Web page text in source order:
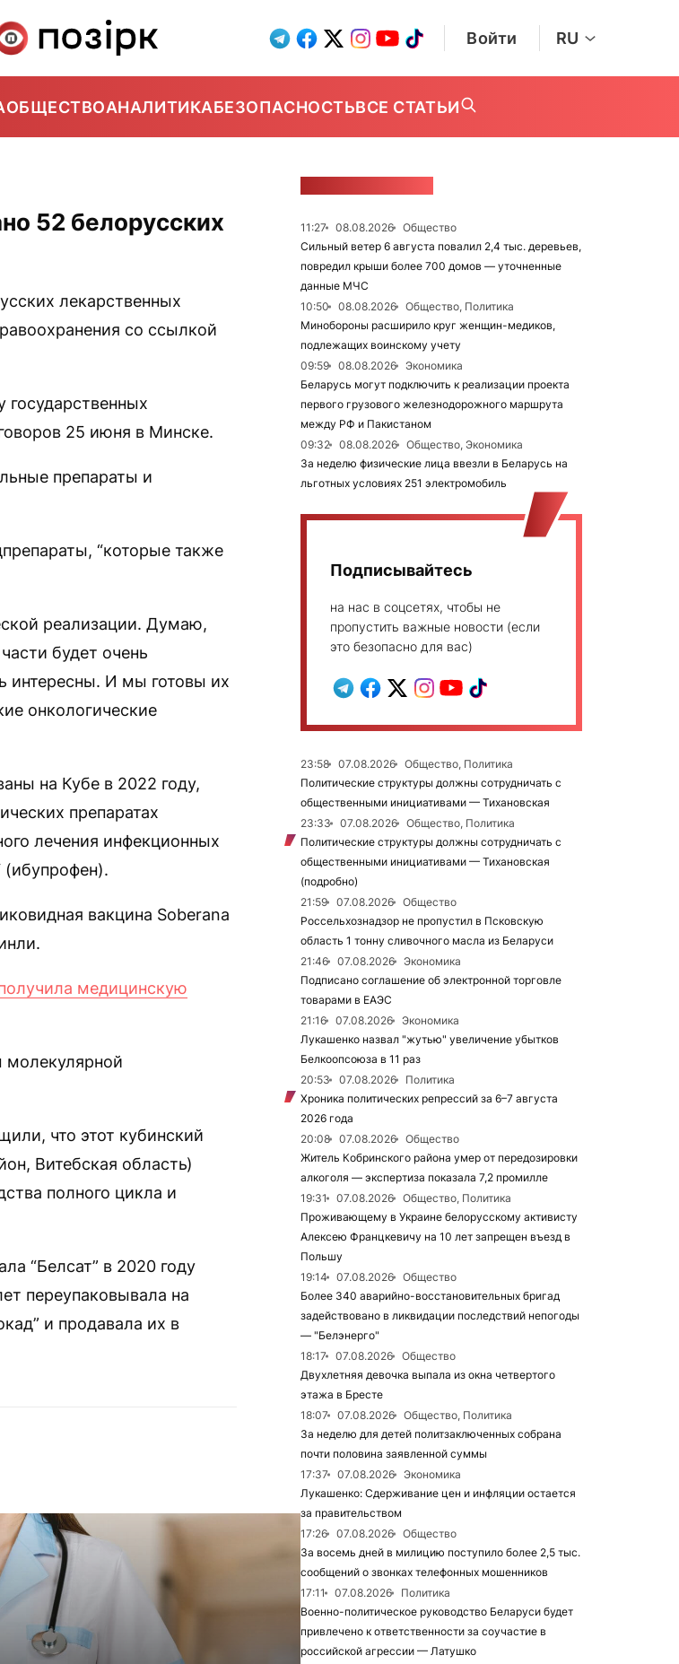
Войти RU
ОБЩЕСТВОАНАЛИТИКАБЕЗОПАСНОСТЬВСЕ СТАТЬИ
52 белорусских
лекарственных
со ссылкой
государственных
25 июня в Минске.
препараты и
“которые также
реализации. Думаю,
будет очень
интересны. И мы готовы их
онкологические
на Кубе в 2022 году,
препаратах
лечения инфекционных
(ибупрофен).
вакцина Soberana
медицинскую
молекулярной
что этот кубинский
Витебская область)
полного цикла и
“Белсат” в 2020 году
переупаковывала на
и продавала их в
11:27 08.08.2026
Общество
Сильный ветер 6 августа повалил 2,4 тыс. деревьев,
повредил крыши более 700 домов — уточненные
данные МЧС
10:50
08.08.2026
Общество, Политика
Минобороны расширило круг женщин-медиков,
подлежащих воинскому учету
09:59
08.08.2026
Экономика
Беларусь могут подключить к реализации проекта
первого грузового железнодорожного маршрута
между РФ и Пакистаном
09:32
08.08.2026
Общество, Экономика
За неделю физические лица ввезли в Беларусь на
льготных условиях 251 электромобиль
Подписывайтесь
на нас в соцсетях, чтобы не
пропустить важные новости (если
это безопасно для вас)
23:58 07.08.2026
Общество, Политика
Политические структуры должны сотрудничать с
общественными инициативами — Тихановская
23:33
07.08.2026
Общество, Политика
Политические структуры должны сотрудничать с
общественными инициативами — Тихановская
(подробно)
21:59
07.08.2026
Общество
Россельхознадзор не пропустил в Псковскую
область 1 тонну сливочного масла из Беларуси
21:46
07.08.2026
Экономика
Подписано соглашение об электронной торговле
товарами в ЕАЭС
21:16
07.08.2026
Экономика
Лукашенко назвал "жутью" увеличение убытков
Белкоопсоюза в 11 раз
20:53
07.08.2026
Политика
Хроника политических репрессий за 6–7 августа
2026 года
20:08
07.08.2026
Общество
Житель Кобринского района умер от передозировки
алкоголя — экспертиза показала 7,2 промилле
19:31
07.08.2026
Общество, Политика
Проживающему в Украине белорусскому активисту
Алексею Францкевичу на 10 лет запрещен въезд в
Польшу
19:14
07.08.2026
Общество
Более 340 аварийно-восстановительных бригад
задействовано в ликвидации последствий непогоды
— "Белэнерго"
18:17
07.08.2026
Общество
Двухлетняя девочка выпала из окна четвертого
этажа в Бресте
18:07
07.08.2026
Общество, Политика
За неделю для детей политзаключенных собрана
почти половина заявленной суммы
17:37
07.08.2026
Экономика
Лукашенко: Сдерживание цен и инфляции остается
за правительством
17:26
07.08.2026
Общество
За восемь дней в милицию поступило более 2,5 тыс.
сообщений о звонках телефонных мошенников
17:11
07.08.2026
Политика
Военно-политическое руководство Беларуси будет
привлечено к ответственности за соучастие в
российской агрессии — Латушко